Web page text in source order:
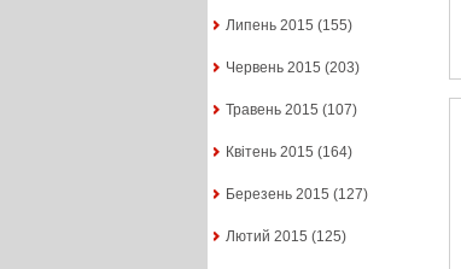
Липень 2015 (155)
Червень 2015 (203)
Травень 2015 (107)
Квітень 2015 (164)
Березень 2015 (127)
Лютий 2015 (125)